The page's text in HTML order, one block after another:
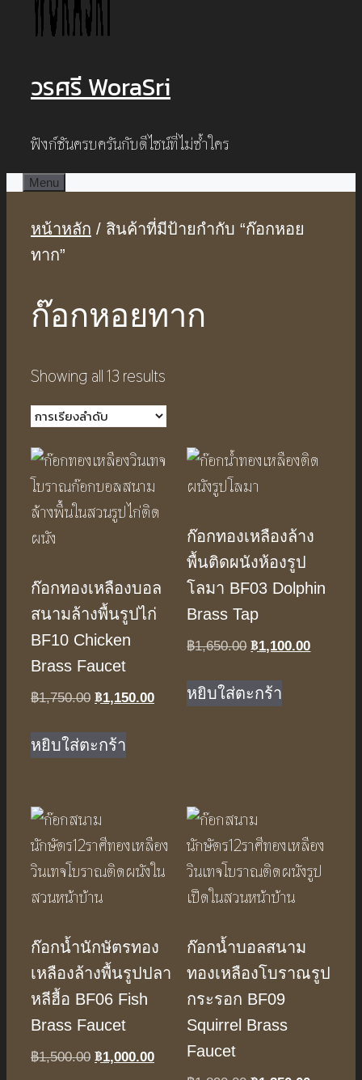
วรศรี WoraSri
ฟังก์ชันครบครันกับดีไซน์ที่ไม่ซ้ำใคร
Menu
หน้าหลัก / สินค้าที่มีป้ายกำกับ “ก๊อกหอย
ทาก”
ก๊อกหอยทาก
Showing all 13 results
ก๊อกทองเหลืองบอล
สนามล้างพื้นรูปไก่
BF10 Chicken
Brass Faucet
฿1,750.00 Original
was:
฿1,750.00.
฿1,150.00Current
หยิบใส่ตะกร้า
ก๊อกทองเหลืองล้าง
พื้นติดผนังห้องรูป
โลมา BF03 Dolphin
Brass Tap
฿1,650.00 Original
was:
฿1,650.00.
฿1,100.00Current
หยิบใส่ตะกร้า
ก๊อกน้ำนักษัตรทอง
เหลืองล้างพื้นรูปปลา
หลีฮื้อ BF06 Fish
Brass Faucet
฿1,500.00 Original
฿1,000.00Current
ก๊อกน้ำบอลสนาม
ทองเหลืองโบราณรูป
กระรอก BF09
Squirrel Brass
Faucet